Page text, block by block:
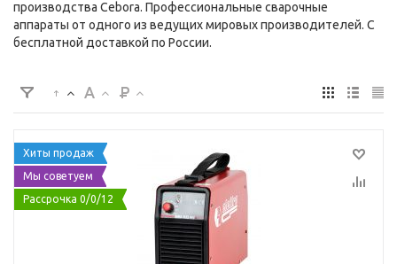
производства Cebora. Профессиональные сварочные
аппараты от одного из ведущих мировых производителей. С
бесплатной доставкой по России.
Хиты продаж
Мы советуем
Рассрочка 0/0/12